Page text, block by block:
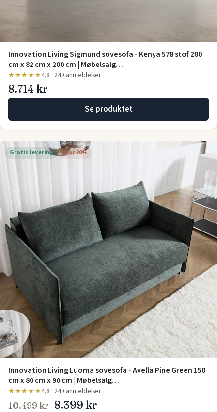
Innovation Living Sigmund sovesofa - Kenya 578 stof 200
cm x 82 cm x 200 cm | Møbelsalg…
★★★★★4,8 · 249 anmeldelser
8.714 kr
Se produktet
Gratis levering Spar 20%
Innovation Living Luoma sovesofa - Avella Pine Green 150
cm x 80 cm x 90 cm | Møbelsalg…
★★★★★4,8 · 249 anmeldelser
10.499 kr 8.399 kr